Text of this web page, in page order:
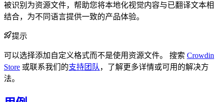
被识别为资源文件，帮助您将本地化视觉内容与已翻译文本相
结合，为不同语言提供一致的产品体验。
提示
可以选择添加自定义格式而不是使用资源文件。 搜索 Crowdin
Store 或联系我们的支持团队 ，了解更多详情或可用的解决方
法。